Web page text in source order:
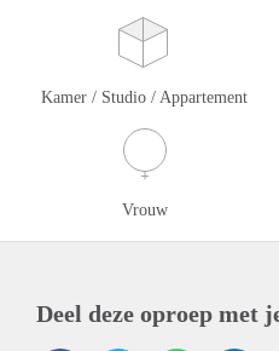
Kamer / Studio / Appartement
Vrouw
Deel deze oproep met